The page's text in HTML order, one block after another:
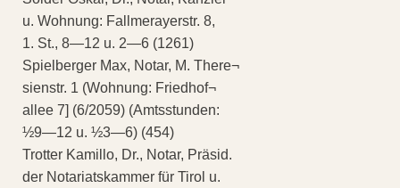
u. Wohnung: Fallmerayerstr. 8,
1. St., 8—12 u. 2—6 (1261)
Spielberger Max, Notar, M. There¬
sienstr. 1 (Wohnung: Friedhof¬
allee 7] (6/2059) (Amtsstunden:
½9—12 u. ½3—6) (454)
Trotter Kamillo, Dr., Notar, Präsid.
der Notariatskammer für Tirol u.